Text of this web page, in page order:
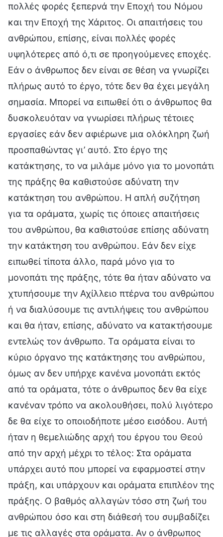
πολλές φορές ξεπερνά την Εποχή του Νόμου
και την Εποχή της Χάριτος. Οι απαιτήσεις του
ανθρώπου, επίσης, είναι πολλές φορές
υψηλότερες από ό,τι σε προηγούμενες εποχές.
Εάν ο άνθρωπος δεν είναι σε θέση να γνωρίζει
πλήρως αυτό το έργο, τότε δεν θα έχει μεγάλη
σημασία. Μπορεί να ειπωθεί ότι ο άνθρωπος θα
δυσκολευόταν να γνωρίσει πλήρως τέτοιες
εργασίες εάν δεν αφιέρωνε μια ολόκληρη ζωή
προσπαθώντας γι’ αυτό. Στο έργο της
κατάκτησης, το να μιλάμε μόνο για το μονοπάτι
της πράξης θα καθιστούσε αδύνατη την
κατάκτηση του ανθρώπου. Η απλή συζήτηση
για τα οράματα, χωρίς τις όποιες απαιτήσεις
του ανθρώπου, θα καθιστούσε επίσης αδύνατη
την κατάκτηση του ανθρώπου. Εάν δεν είχε
ειπωθεί τίποτα άλλο, παρά μόνο για το
μονοπάτι της πράξης, τότε θα ήταν αδύνατο να
χτυπήσουμε την Αχίλλειο πτέρνα του ανθρώπου
ή να διαλύσουμε τις αντιλήψεις του ανθρώπου
και θα ήταν, επίσης, αδύνατο να κατακτήσουμε
εντελώς τον άνθρωπο. Τα οράματα είναι το
κύριο όργανο της κατάκτησης του ανθρώπου,
όμως αν δεν υπήρχε κανένα μονοπάτι εκτός
από τα οράματα, τότε ο άνθρωπος δεν θα είχε
κανέναν τρόπο να ακολουθήσει, πολύ λιγότερο
δε θα είχε το οποιοδήποτε μέσο εισόδου. Αυτή
ήταν η θεμελιώδης αρχή του έργου του Θεού
από την αρχή μέχρι το τέλος: Στα οράματα
υπάρχει αυτό που μπορεί να εφαρμοστεί στην
πράξη, και υπάρχουν και οράματα επιπλέον της
πράξης. Ο βαθμός αλλαγών τόσο στη ζωή του
ανθρώπου όσο και στη διάθεσή του συμβαδίζει
με τις αλλαγές στα οράματα. Αν ο άνθρωπος